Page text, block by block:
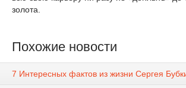
золота.
Похожие новости
7 Интересных фактов из жизни Сергея